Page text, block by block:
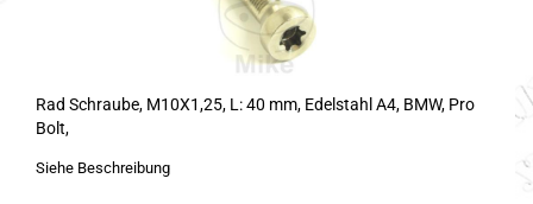
Rad Schraube, M10X1,25, L: 40 mm, Edelstahl A4, BMW, Pro
Bolt,
Siehe Beschreibung